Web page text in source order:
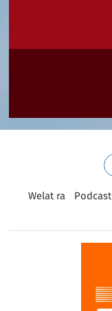
Welat ra Podcast